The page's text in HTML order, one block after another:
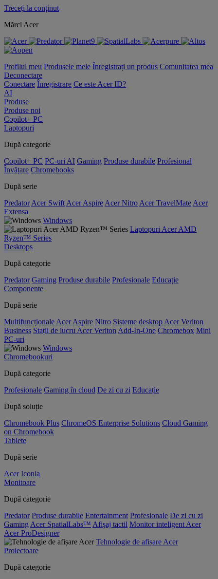
Treceți la conținut
Mărci Acer
Profilul meu Produsele mele Înregistrați un produs Comunitatea mea
Deconectare
Conectare Înregistrare Ce este Acer ID?
AI
Produse
Produse noi
Copilot+ PC
Laptopuri
După categorie
Copilot+ PC PC-uri AI Gaming Produse durabile Profesional
Învățare Chromebooks
După serie
Predator Acer Swift Acer Aspire Acer Nitro Acer TravelMate Acer
Extensa
Windows
Laptopuri Acer AMD
Ryzen™ Series
Desktops
După categorie
Predator Gaming Produse durabile Profesionale Educație
Componente
După serie
Multifuncționale Acer Aspire Nitro Sisteme desktop Acer Veriton
Business Stații de lucru Acer Veriton Add-In-One Chromebox Mini
PC-uri
Windows
Chromebookuri
După categorie
Profesionale Gaming în cloud De zi cu zi Educație
După soluție
Chromebook Plus ChromeOS Enterprise Solutions Cloud Gaming
on Chromebook
Tablete
După serie
Acer Iconia
Monitoare
După categorie
Predator Produse durabile Entertainment Profesionale De zi cu zi
Gaming Acer SpatialLabs™ Afişaj tactil Monitor inteligent Acer
Acer ProDesigner
Tehnologie de afișare Acer
Proiectoare
După categorie